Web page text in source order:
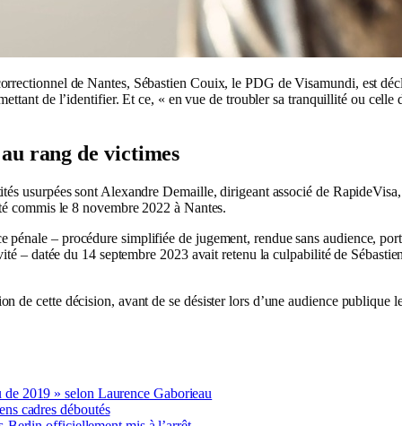
de Nantes, Sébastien Couix, le PDG de Visamundi, est
de l’identifier. Et ce, « en vue de troubler sa tranquillité ou celle
rang de victimes
usurpées sont Alexandre Demaille, dirigeant associé de
commis le 8 novembre 2022 à Nantes.
pénale – procédure simplifiée de jugement, rendue sans audience,
– datée du 14 septembre 2023 avait retenu la culpabilité de
de cette décision, avant de se désister lors d’une audience publique
2019 » selon Laurence Gaborieau
cadres déboutés